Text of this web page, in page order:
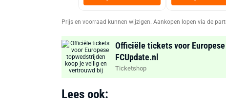
Prijs en voorraad kunnen wijzigen. Aankopen lopen via de
Officiële tickets voor
FCUpdate.nl
Ticketshop
Lees ook: